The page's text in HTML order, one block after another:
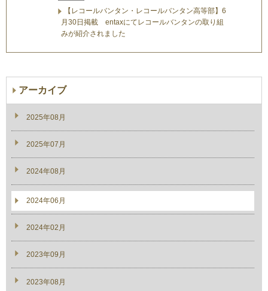
【レコールバンタン・レコールバンタン高等部】6
月30日掲載 entaxにてレコールバンタンの取り組
みが紹介されました
アーカイブ
2025年08月
2025年07月
2024年08月
2024年06月
2024年02月
2023年09月
2023年08月